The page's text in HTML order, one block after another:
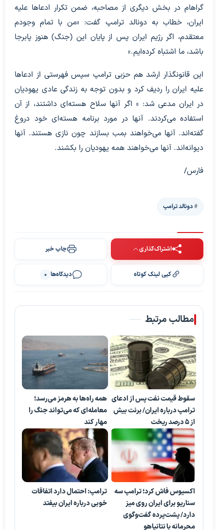
گراهام در بخش دیگری از مصاحبه، ضمن تکرار ادعاها علیه
ایران، خطاب به دونالد ترامپ گفت: «من با تمام وجودم
معتقدم، اگر رژیم ایران پس از پایان این (جنگ) هنوز پابرجا
باشد، ما اشتباه کرده‌ایم.»
این قانونگذار ارشد هم حزبی ترامپ سپس فهرستی از ادعاها
علیه ایران را ردیف کرد و بدون توجه به زندگی عادی یهودیان
در ایران مدعی شد: « اگر آنها سلاح هسته‌ای داشتند، از آن
استفاده می‌کردند. آنها در مورد برنامه هسته‌ای خود دروغ
گفته‌اند. آنها می‌خواهند بمب بسازند چون نازی هستند. آنها
دیوانه‌اند. آنها می‌خواهند همه یهودیان را بکشند.
فارس/
دونالد ترامپ
اشتراک‌گذاری چاپ خبر
کپی لینک کوتاه دیدگاه‌ها 0
مطالب مرتبط
سقوط قیمت نفت پس از ادعای
ترامپ درباره ایران/ برنت بیش
از ۵ درصد ریخت
همه راه‌ها به هرمز می‌رسد؛
معامله‌ای که می‌تواند جنگ را
مهار کند
اکسیوس فاش کرد؛ ترامپ سه
سناریو برای ایران روی میز
دارد/ پشت‌پرده گفت‌وگوی
محرمانه با نتانیاهو
ترامپ: احتمال دارد اتفاقات
خوبی درباره ایران بیفتد